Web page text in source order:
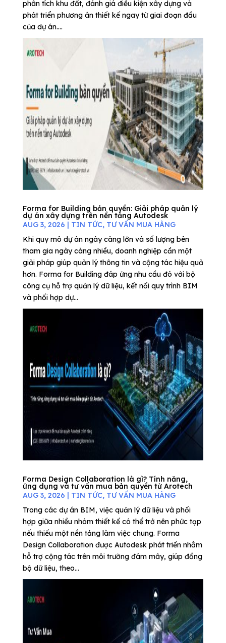
phân tích khu đất, đánh giá điều kiện xây dựng và
phát triển phương án thiết kế ngay từ giai đoạn đầu
của dự án....
Forma for Building bản quyền: Giải pháp quản lý
dự án xây dựng trên nền tảng Autodesk
AUG 3, 2026 | TIN TỨC, TƯ VẤN MUA HÀNG
Khi quy mô dự án ngày càng lớn và số lượng bên
tham gia ngày càng nhiều, doanh nghiệp cần một
giải pháp giúp quản lý thông tin và cộng tác hiệu quả
hơn. Forma for Building đáp ứng nhu cầu đó với bộ
công cụ hỗ trợ quản lý dữ liệu, kết nối quy trình BIM
và phối hợp dự...
Forma Design Collaboration là gì? Tính năng,
ứng dụng và tư vấn mua bản quyền từ Arotech
AUG 3, 2026 | TIN TỨC, TƯ VẤN MUA HÀNG
Trong các dự án BIM, việc quản lý dữ liệu và phối
hợp giữa nhiều nhóm thiết kế có thể trở nên phức tạp
nếu thiếu một nền tảng làm việc chung. Forma
Design Collaboration được Autodesk phát triển nhằm
hỗ trợ cộng tác trên môi trường đám mây, giúp đồng
bộ dữ liệu, theo...